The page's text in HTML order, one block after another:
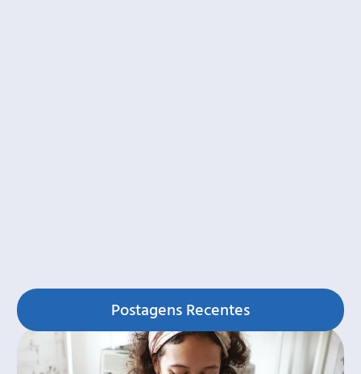
Postagens Recentes